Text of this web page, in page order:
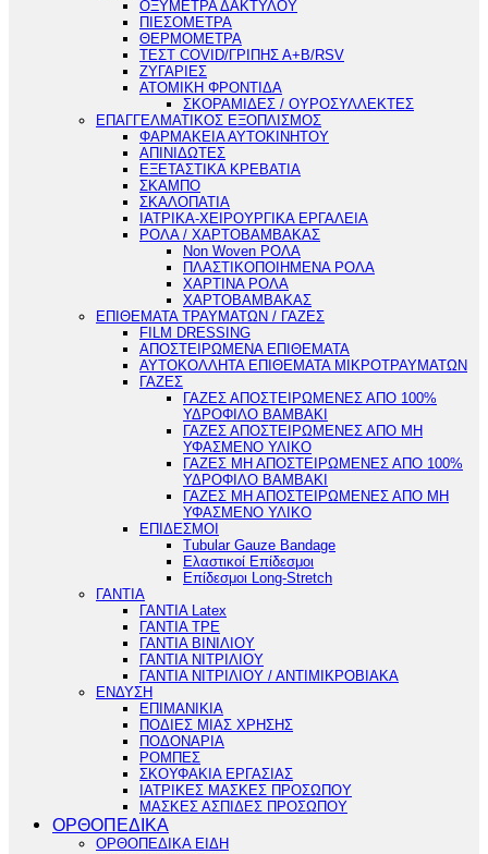
ΟΞΥΜΕΤΡΑ ΔΑΚΤΥΛΟΥ
ΠΙΕΣΟΜΕΤΡΑ
ΘΕΡΜΟΜΕΤΡΑ
ΤΕΣΤ COVID/ΓΡΙΠΗΣ Α+Β/RSV
ΖΥΓΑΡΙΕΣ
ΑΤΟΜΙΚΗ ΦΡΟΝΤΙΔΑ
ΣΚΟΡΑΜΙΔΕΣ / ΟΥΡΟΣΥΛΛΕΚΤΕΣ
ΕΠΑΓΓΕΛΜΑΤΙΚΟΣ ΕΞΟΠΛΙΣΜΟΣ
ΦΑΡΜΑΚΕΙΑ ΑΥΤΟΚΙΝΗΤΟΥ
ΑΠΙΝΙΔΩΤΕΣ
ΕΞΕΤΑΣΤΙΚΑ ΚΡΕΒΑΤΙΑ
ΣΚΑΜΠΟ
ΣΚΑΛΟΠΑΤΙΑ
ΙΑΤΡΙΚΑ-ΧΕΙΡΟΥΡΓΙΚΑ ΕΡΓΑΛΕΙΑ
ΡΟΛΑ / ΧΑΡΤΟΒΑΜΒΑΚΑΣ
Non Woven ΡΟΛΑ
ΠΛΑΣΤΙΚΟΠΟΙΗΜΕΝΑ ΡΟΛΑ
ΧΑΡΤΙΝΑ ΡΟΛΑ
ΧΑΡΤΟΒΑΜΒΑΚΑΣ
ΕΠΙΘΕΜΑΤΑ ΤΡΑΥΜΑΤΩΝ / ΓΑΖΕΣ
FILM DRESSING
ΑΠΟΣΤΕΙΡΩΜΕΝΑ ΕΠΙΘΕΜΑΤΑ
ΑΥΤΟΚΟΛΛΗΤΑ ΕΠΙΘΕΜΑΤΑ ΜΙΚΡΟΤΡΑΥΜΑΤΩΝ
ΓΑΖΕΣ
ΓΑΖΕΣ ΑΠΟΣΤΕΙΡΩΜΕΝΕΣ ΑΠΟ 100%
ΥΔΡΟΦΙΛΟ ΒΑΜΒΑΚΙ
ΓΑΖΕΣ ΑΠΟΣΤΕΙΡΩΜΕΝΕΣ ΑΠΟ ΜΗ
ΥΦΑΣΜΕΝΟ ΥΛΙΚΟ
ΓΑΖΕΣ ΜΗ ΑΠΟΣΤΕΙΡΩΜΕΝΕΣ ΑΠΟ 100%
ΥΔΡΟΦΙΛΟ ΒΑΜΒΑΚΙ
ΓΑΖΕΣ ΜΗ ΑΠΟΣΤΕΙΡΩΜΕΝΕΣ ΑΠΟ ΜΗ
ΥΦΑΣΜΕΝΟ ΥΛΙΚΟ
ΕΠΙΔΕΣΜΟΙ
Tubular Gauze Bandage
Ελαστικοί Επίδεσμοι
Επίδεσμοι Long-Stretch
ΓΑΝΤΙΑ
ΓΑΝΤΙΑ Latex
ΓΑΝΤΙΑ TPE
ΓΑΝΤΙΑ ΒΙΝΙΛΙΟΥ
ΓΑΝΤΙΑ ΝΙΤΡΙΛΙΟΥ
ΓΑΝΤΙΑ ΝΙΤΡΙΛΙΟΥ / ΑΝΤΙΜΙΚΡΟΒΙΑΚΑ
ΕΝΔΥΣΗ
ΕΠΙΜΑΝΙΚΙΑ
ΠΟΔΙΕΣ ΜΙΑΣ ΧΡΗΣΗΣ
ΠΟΔΟΝΑΡΙΑ
ΡΟΜΠΕΣ
ΣΚΟΥΦΑΚΙΑ ΕΡΓΑΣΙΑΣ
ΙΑΤΡΙΚΕΣ ΜΑΣΚΕΣ ΠΡΟΣΩΠΟΥ
ΜΑΣΚΕΣ ΑΣΠΙΔΕΣ ΠΡΟΣΩΠΟΥ
ΟΡΘΟΠΕΔΙΚΑ
ΟΡΘΟΠΕΔΙΚΑ ΕΙΔΗ